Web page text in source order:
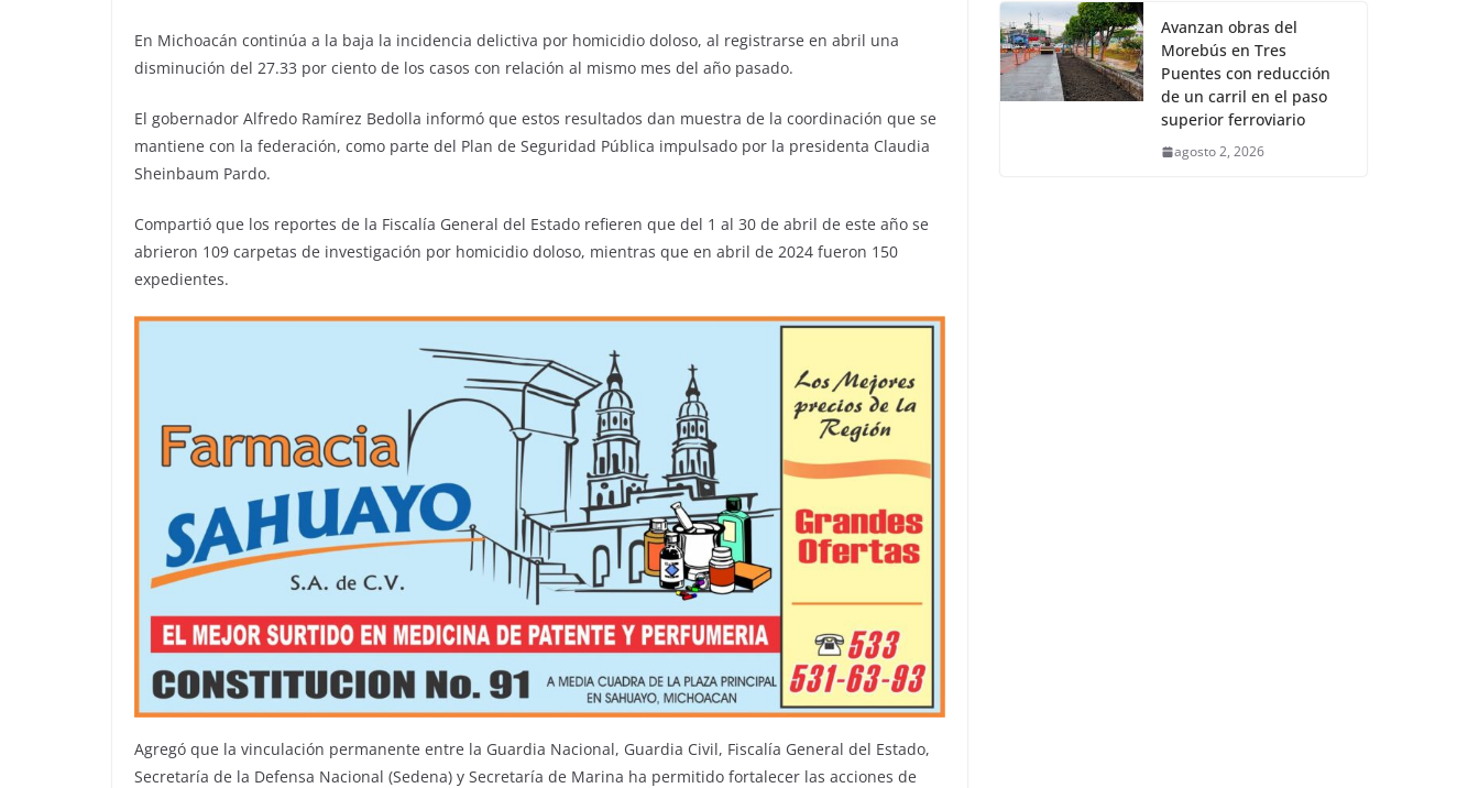
En Michoacán continúa a la baja la incidencia delictiva por homicidio doloso, al registrarse en abril una
disminución del 27.33 por ciento de los casos con relación al mismo mes del año pasado.
El gobernador Alfredo Ramírez Bedolla informó que estos resultados dan muestra de la coordinación que se
mantiene con la federación, como parte del Plan de Seguridad Pública impulsado por la presidenta Claudia
Sheinbaum Pardo.
Compartió que los reportes de la Fiscalía General del Estado refieren que del 1 al 30 de abril de este año se
abrieron 109 carpetas de investigación por homicidio doloso, mientras que en abril de 2024 fueron 150
expedientes.
Agregó que la vinculación permanente entre la Guardia Nacional, Guardia Civil, Fiscalía General del Estado,
Secretaría de la Defensa Nacional (Sedena) y Secretaría de Marina ha permitido fortalecer las acciones de
Avanzan obras del
Morebús en Tres
Puentes con reducción
de un carril en el paso
superior ferroviario
agosto 2, 2026